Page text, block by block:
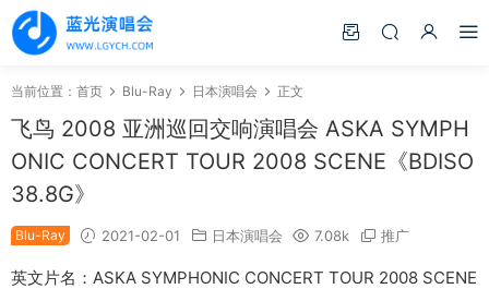
当前位置： 首页 Blu-Ray 日本演唱会 正文
飞鸟 2008 亚洲巡回交响演唱会 ASKA SYMPH
ONIC CONCERT TOUR 2008 SCENE《BDISO
38.8G》
Blu-Ray 2021-02-01 日本演唱会 7.08k 推广
英文片名：ASKA SYMPHONIC CONCERT TOUR 2008 SCENE